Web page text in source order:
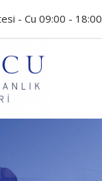
- Cu 09:00 - 18:00